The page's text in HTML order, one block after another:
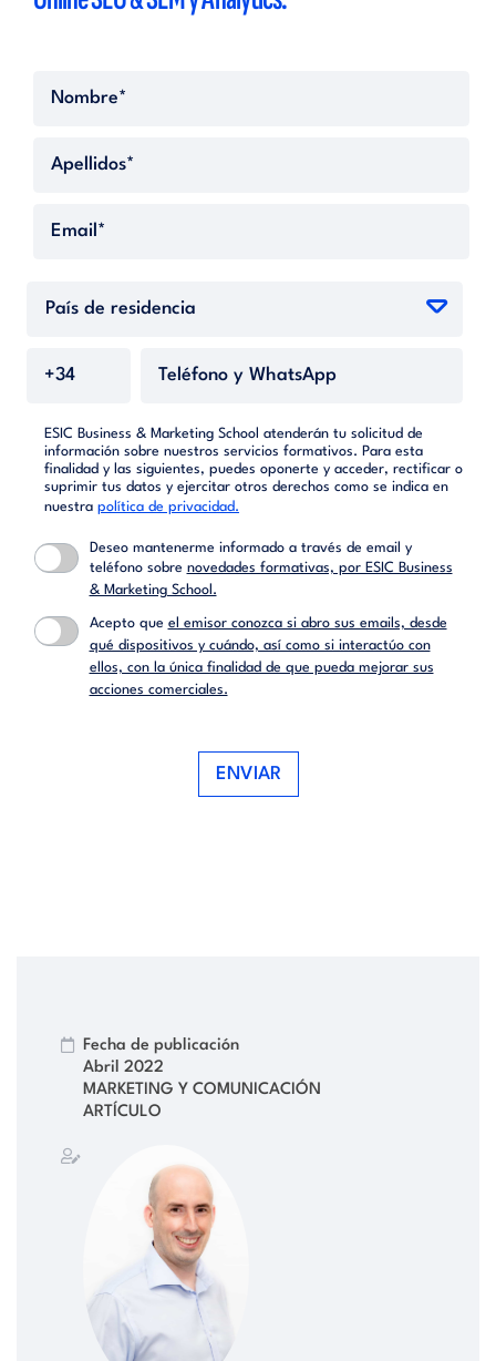
ESIC Business & Marketing School atenderán tu solicitud de
información sobre nuestros servicios formativos. Para esta
finalidad y las siguientes, puedes oponerte y acceder, rectificar o
suprimir tus datos y ejercitar otros derechos como se indica en
nuestra política de privacidad.
Deseo mantenerme informado a través de email y
teléfono sobre novedades formativas, por ESIC Business
& Marketing School.
Acepto que el emisor conozca si abro sus emails, desde
qué dispositivos y cuándo, así como si interactúo con
ellos, con la única finalidad de que pueda mejorar sus
acciones comerciales.
ENVIAR
Fecha de publicación
Abril 2022
MARKETING Y COMUNICACIÓN
ARTÍCULO